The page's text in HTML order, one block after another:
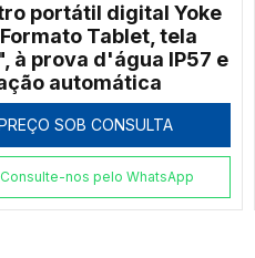
portátil digital Yoke
Formato Tablet, tela
à prova d'água IP57 e
automática
SOB CONSULTA
Consulte-nos pelo WhatsApp